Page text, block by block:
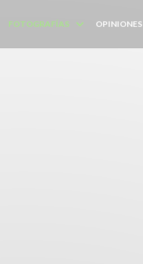
FOTOGRAFÍAS OPINIONES